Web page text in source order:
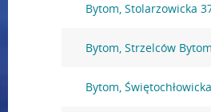
Bytom, Stolarzowicka
Bytom, Strzelców
Bytom,